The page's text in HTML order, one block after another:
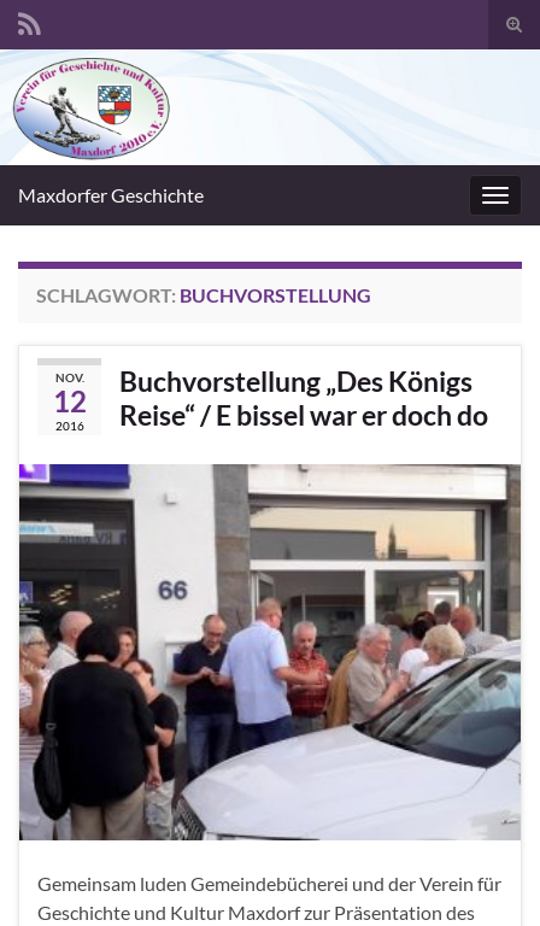
Search for:
Maxdorfer Geschichte
SCHLAGWORT: BUCHVORSTELLUNG
NOV.
12
2016
Buchvorstellung „Des Königs
Reise“ / E bissel war er doch do
Gemeinsam luden Gemeindebücherei und der Verein für
Geschichte und Kultur Maxdorf zur Präsentation des